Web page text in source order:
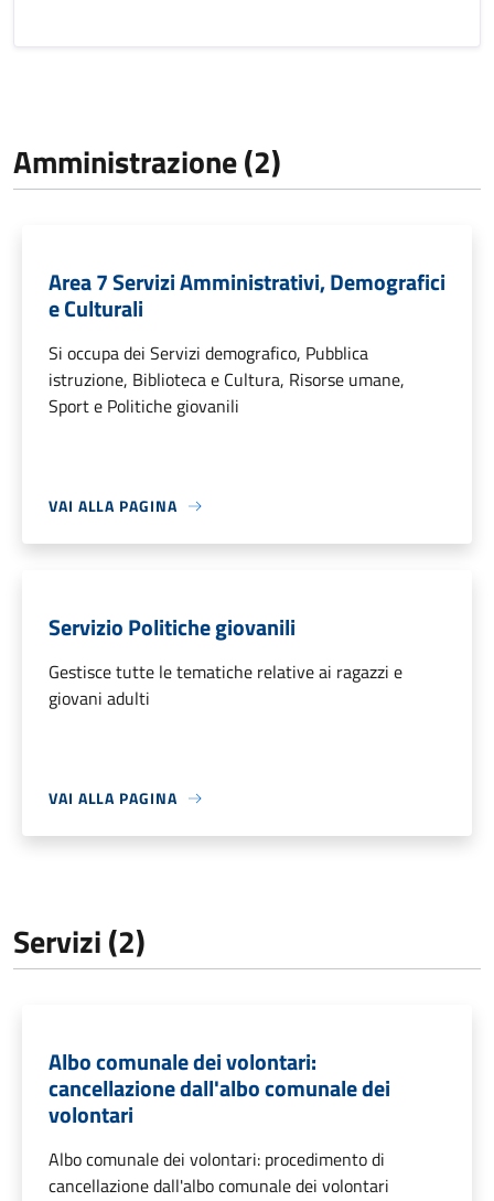
Amministrazione (2)
Area 7 Servizi Amministrativi, Demografici
e Culturali
Si occupa dei Servizi demografico, Pubblica
istruzione, Biblioteca e Cultura, Risorse umane,
Sport e Politiche giovanili
VAI ALLA PAGINA
Servizio Politiche giovanili
Gestisce tutte le tematiche relative ai ragazzi e
giovani adulti
VAI ALLA PAGINA
Servizi (2)
Albo comunale dei volontari:
cancellazione dall'albo comunale dei
volontari
Albo comunale dei volontari: procedimento di
cancellazione dall'albo comunale dei volontari